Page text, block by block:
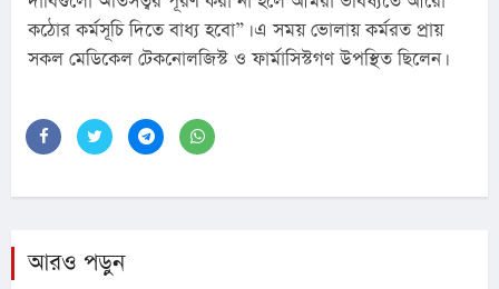
কঠোর কর্মসূচি দিতে বাধ্য হবো”। এ সময় ভোলায় কর্মরত প্রায়
সকল মেডিকেল টেকনোলজিস্ট ও ফার্মাসিস্টগণ উপস্থিত ছিলেন।
আরও পড়ুন